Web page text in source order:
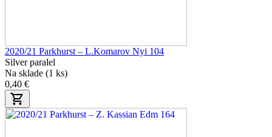
2020/21 Parkhurst – L.Komarov Nyi 104
Silver paralel
Na sklade (1 ks)
0,40 €